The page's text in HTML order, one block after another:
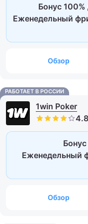
Бонус
Еженедельный
Обзор
РАБОТАЕТ В РОССИИ
1win Poker
Еженедельный
Обзор